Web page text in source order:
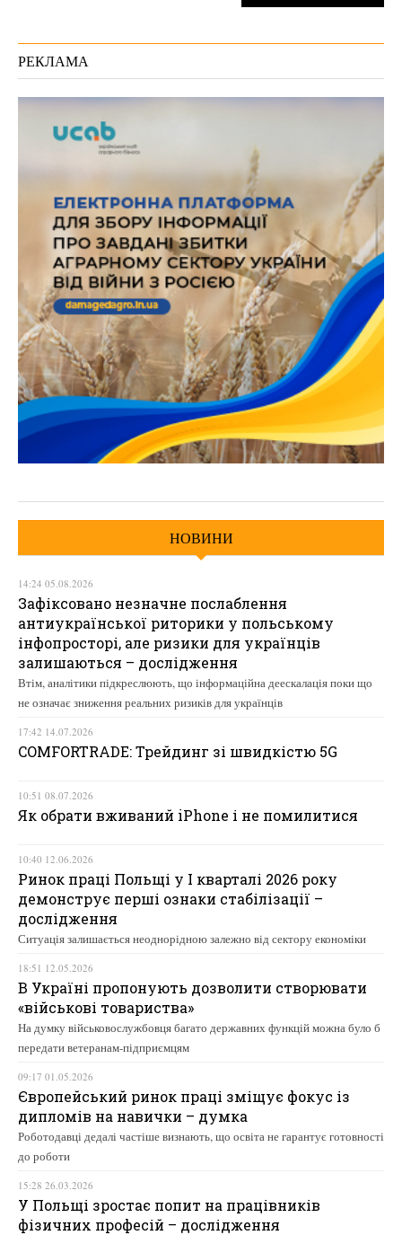
РЕКЛАМА
НОВИНИ
14:24 05.08.2026
Зафіксовано незначне послаблення
антиукраїнської риторики у польському
інфопросторі, але ризики для українців
залишаються – дослідження
Втім, аналітики підкреслюють, що інформаційна деескалація поки що
не означає зниження реальних ризиків для українців
17:42 14.07.2026
COMFORTRADE: Трейдинг зі швидкістю 5G
10:51 08.07.2026
Як обрати вживаний iPhone і не помилитися
10:40 12.06.2026
Ринок праці Польщі у І кварталі 2026 року
демонструє перші ознаки стабілізації –
дослідження
Ситуація залишається неоднорідною залежно від сектору економіки
18:51 12.05.2026
В Україні пропонують дозволити створювати
«військові товариства»
На думку військовослужбовця багато державних функцій можна було б
передати ветеранам-підприємцям
09:17 01.05.2026
Європейський ринок праці зміщує фокус із
дипломів на навички – думка
Роботодавці дедалі частіше визнають, що освіта не гарантує готовності
до роботи
15:28 26.03.2026
У Польщі зростає попит на працівників
фізичних професій – дослідження